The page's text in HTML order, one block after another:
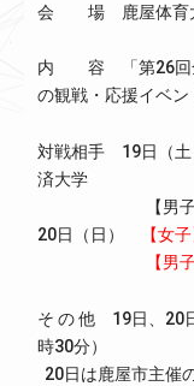
会 場 鹿屋体育大
内 容 「第26回全
の観戦・応援イベン
対戦相手 19日（
済大学
【男子】
20日（日）
【女
【男子】
そ の 他 19日、20
時30分）
20日は鹿屋市主催